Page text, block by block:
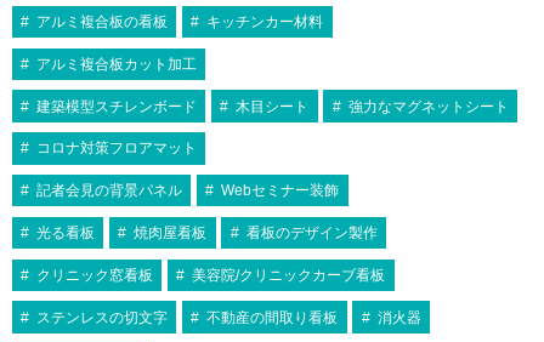
アルミ複合板の看板 キッチンカー材料
アルミ複合板カット加工
建築模型スチレンボード 木目シート 強力なマグネットシート
コロナ対策フロアマット
記者会見の背景パネル Webセミナー装飾
光る看板 焼肉屋看板 看板のデザイン製作
クリニック窓看板 美容院/クリニックカーブ看板
ステンレスの切文字 不動産の間取り看板 消火器